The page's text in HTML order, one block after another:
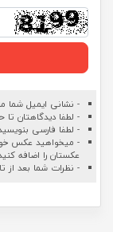
- نشانی ایمیل شما
- لطفا دیدگاهتان
- لطفا فارسی
- میخواهید عکس
عکستان را اضافه
- نظرات شما بعد از